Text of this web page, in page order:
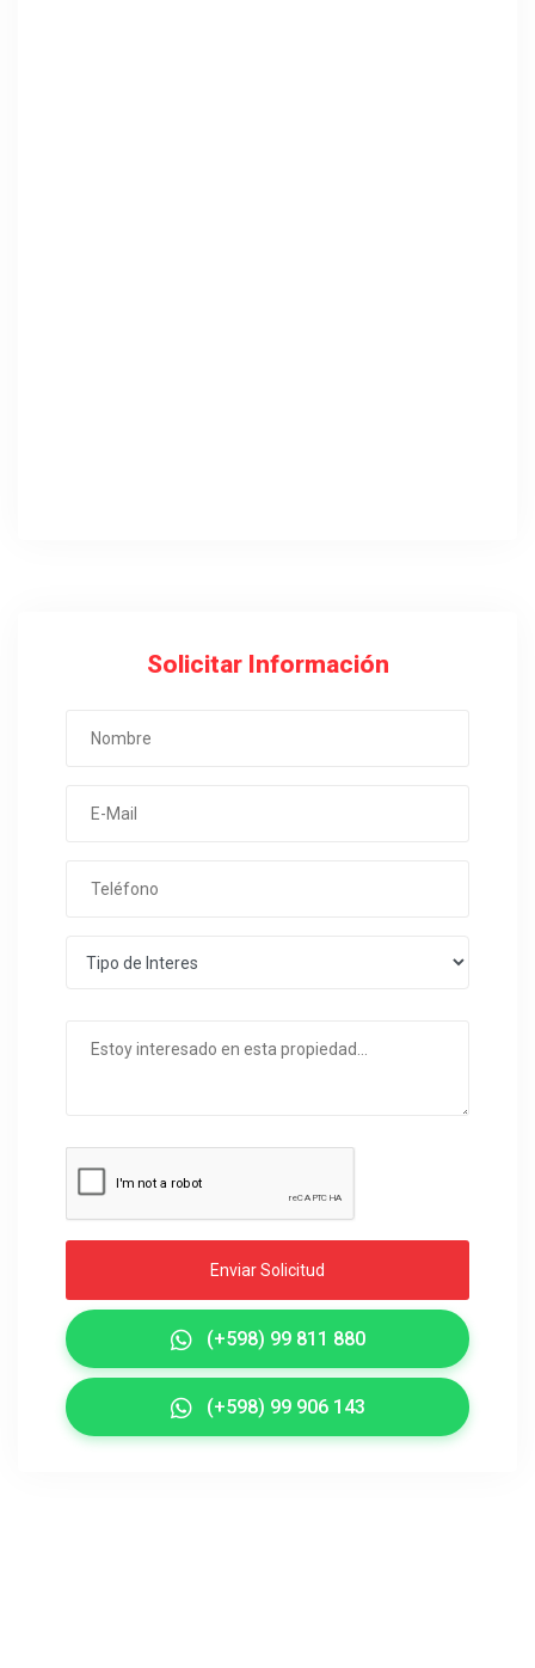
Solicitar Información
Enviar Solicitud
(+598) 99 811 880
(+598) 99 906 143